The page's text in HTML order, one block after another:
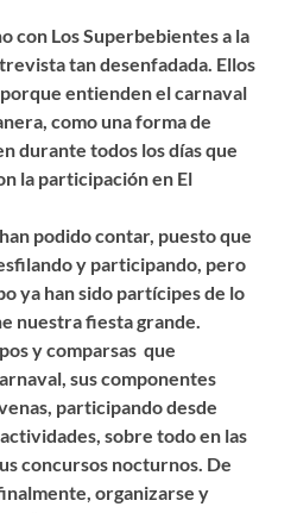
con Los Superbebientes a la
tan desenfadada. Ellos
entienden el carnaval
como una forma de
durante todos los días que
la participación en El
podido contar, puesto que
y participando, pero
ya han sido partícipes de lo
nuestra fiesta grande.
y comparsas que
sus componentes
participando desde
sobre todo en las
concursos nocturnos. De
organizarse y